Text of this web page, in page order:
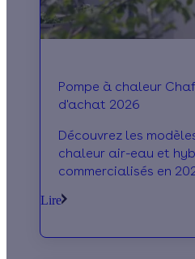
Pompe à chaleur
d'achat 2026
Découvrez les
chaleur air-eau et
commercialisés en
Lire